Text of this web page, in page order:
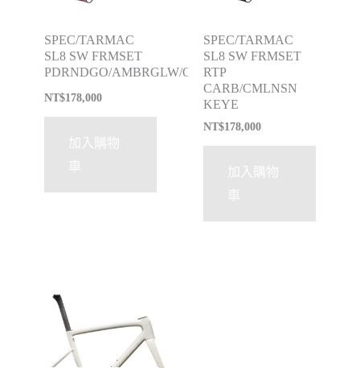
SPEC/TARMAC
SL8 SW FRMSET
PDRNDGO/AMBRGLW/OBSD
NT$178,000
加入購物
車
SPEC/TARMAC
SL8 SW FRMSET
RTP
CARB/CMLNSN
KEYE
NT$178,000
加入購物
車